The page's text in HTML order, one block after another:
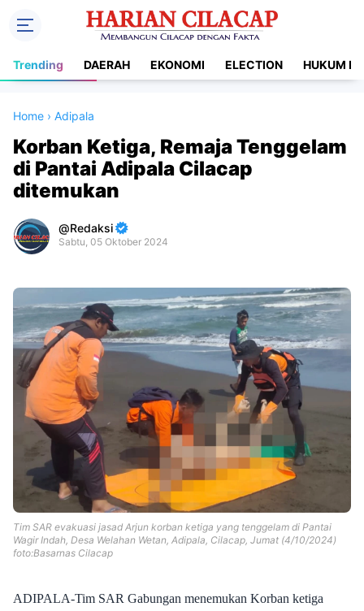
Trending DAERAH EKONOMI ELECTION HUKUM
Home › Adipala
Korban Ketiga, Remaja Tenggelam
di Pantai Adipala Cilacap
ditemukan
Redaksi
Sabtu, 05 Oktober 2024
By
Raushan
Design
With
Shroff
Templates
Tim SAR evakuasi jasad Arjun korban ketiga yang tenggelam di Pantai
Wagir Indah, Desa Welahan Wetan, Adipala, Cilacap, Jumat (4/10/2024)
foto:Basarnas Cilacap
ADIPALA-Tim SAR Gabungan menemukan Korban ketiga